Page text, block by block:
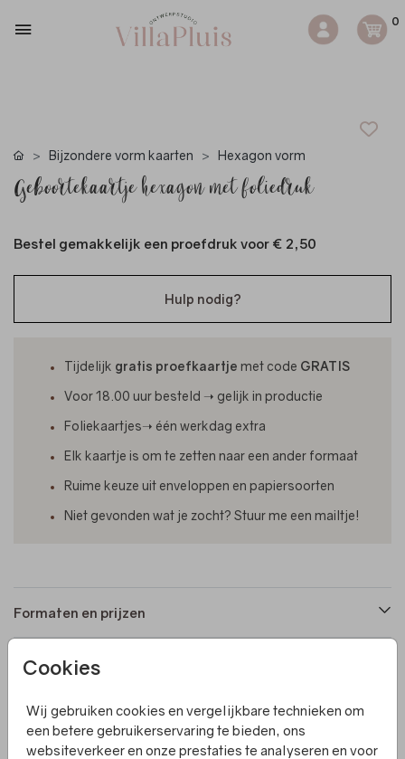
0
Cookies
Wij gebruiken cookies en vergelijkbare technieken om
een betere gebruikerservaring te bieden, ons
websiteverkeer en onze prestaties te analyseren en voor
Bijzondere vorm kaarten Hexagon vorm
Geboortekaartje hexagon met foliedruk
Bestel gemakkelijk een proefdruk voor € 2,50
Hulp nodig?
Tijdelijk gratis proefkaartje met code GRATIS
Voor 18.00 uur besteld ➝ gelijk in productie
Foliekaartjes➝ één werkdag extra
Elk kaartje is om te zetten naar een ander formaat
Ruime keuze uit enveloppen en papiersoorten
Niet gevonden wat je zocht? Stuur me een mailtje!
Formaten en prijzen
Productinformatie
Omschrijving
Een geboortekaartje met een hexagon vorm en